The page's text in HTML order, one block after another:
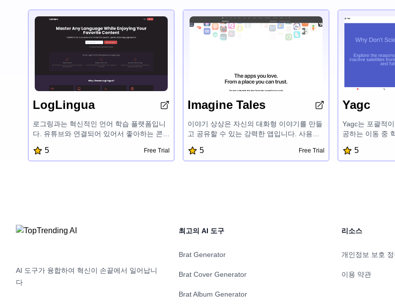
LogLingua
로그링과는 혁신적인 언어 학습 플랫폼입니
다. 유튜브와 연결되어 있어서 좋아하는 콘텐
개인화된 어휘 추적, 진척도 시각화, 다국어
지원으로 언어 학습 여정을 효율적이고 재미
5 Free Trial
Imagine Tales
이야기 상상은 자신의 대화형 이야기를 만들
고 공유할 수 있는 강력한 앱입니다. 사용하
를 디자인하고 매력적인 이야기를 만들며 상
상의 이야기를 생생하게 만들 수 있습니다.
5 Free Trial
Yagc
Yagc는 포괄적
공하는 이동 중
육 주제를 탐색
통찰력에 대한
5
AI 도구가 융합하여 혁신이 손끝에서 일어납니
다
최고의 AI 도구
Brat Generator
Brat Cover Generator
Brat Album Generator
리소스
개인정보 보호 정
이용 약관